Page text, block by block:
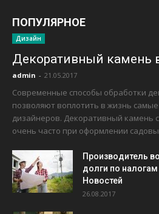
ПОПУЛЯРНОЕ
Дизайн
Декоративный камень
admin - 21.05.2017
Современные способы обработки
позволяют воплотить в жизнь
дизайнеров. Декоративный камень
очень часто при оформлении
Производитель
долги по
Новостей
26.08.2017